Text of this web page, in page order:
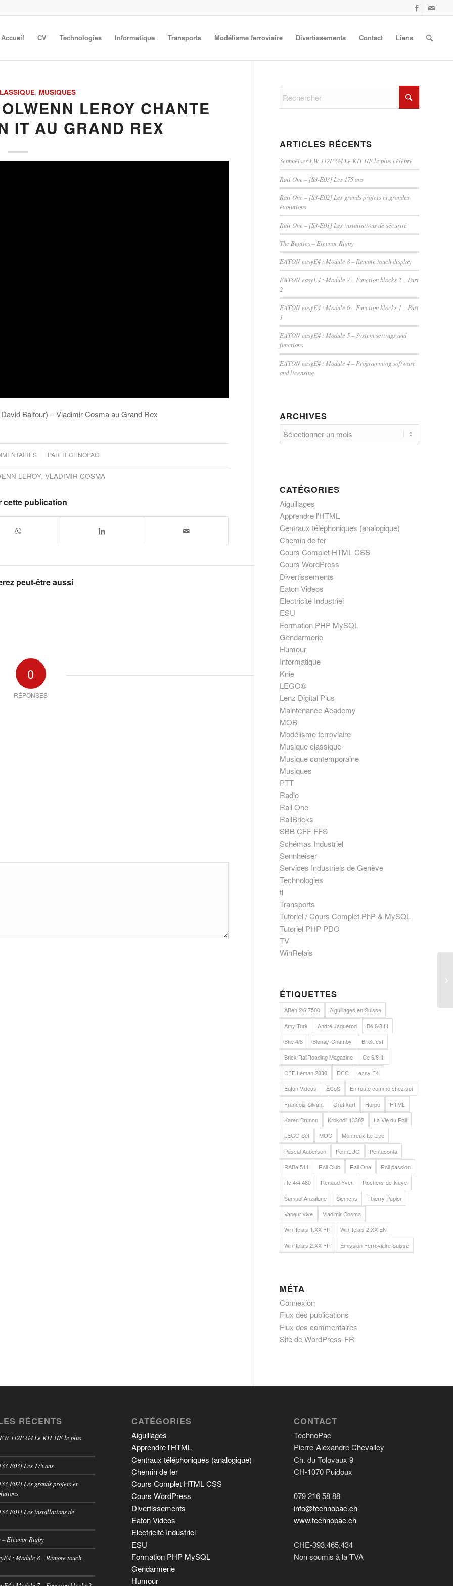
Accueil CV Technologies Informatique Transports Modélisme ferroviaire Divertissements Contact Liens
,MUSIQUES
LEROY CHANTE
IT AU GRAND REX
Balfour) – Vladimir Cosma au Grand Rex
/ PAR TECHNOPAC
LEROY, VLADIMIR COSMA
cette publication
peut-être aussi
0
RÉPONSES
ARTICLES RÉCENTS
Sennheiser EW 112P G4 Le KIT HF le plus célèbre
Rail One – [S3-E03] Les 175 ans
Rail One – [S3-E02] Les grands projets et grandes
évolutions
Rail One – [S3-E01] Les installations de sécurité
The Beatles – Eleanor Rigby
EATON easyE4 : Module 8 – Remote touch display
EATON easyE4 : Module 7 – Function blocks 2 – Part
2
EATON easyE4 : Module 6 – Function blocks 1 – Part
1
EATON easyE4 : Module 5 – System settings and
functions
EATON easyE4 : Module 4 – Programming software
and licensing
ARCHIVES
CATÉGORIES
Aiguillages
Apprendre l'HTML
Centraux téléphoniques (analogique)
Chemin de fer
Cours Complet HTML CSS
Cours WordPress
Divertissements
Eaton Videos
Electricité Industriel
ESU
Formation PHP MySQL
Gendarmerie
Humour
Informatique
Knie
LEGO®
Lenz Digital Plus
Maintenance Academy
MOB
Modélisme ferroviaire
Musique classique
Musique contemporaine
Musiques
PTT
Radio
Rail One
RailBricks
SBB CFF FFS
Schémas Industriel
Sennheiser
Services Industriels de Genève
Technologies
tl
Transports
Tutoriel / Cours Complet PhP & MySQL
Tutoriel PHP PDO
TV
WinRelais
ÉTIQUETTES
ABeh 2/6 7500
Aiguillages en Suisse
Amy Turk
André Jaquerod
Be 6/8 III
Bhe 4/8
Blonay-Chamby
Brickfest
Brick RailRoading Magazine
Ce 6/8 III
CFF Léman 2030
DCC
easy E4
Eaton Videos
ECoS
En route comme chez soi
Francois Silvant
Grafikart Harpe
HTML
Karen Brunon
Krokodil 13302
La Vie du Rail
LEGO Set
MOC
Montreux Le Live
Pascal Auberson
PennLUG
Pentaconta
RABe 511
Rail Club Rail One
Rail passion
Re 4/4 460
Renaud Yver
Rochers-de-Naye
Samuel Anzalone
Siemens
Thierry Pupier
Vapeur vive
Vladimir Cosma
WinRelais 1.XX FR
WinRelais 2.XX EN
WinRelais 2.XX FR
Émission Ferroviaire Suisse
MÉTA
Connexion
Flux des publications
Flux des commentaires
Site de WordPress-FR
RÉCENTS
112P G4 Le KIT HF le plus
E03] Les 175 ans
E02] Les grands projets et
E01] Les installations de
– Eleanor Rigby
: Module 8 – Remote touch
CATÉGORIES
Aiguillages
Apprendre l'HTML
Centraux téléphoniques (analogique)
Chemin de fer
Cours Complet HTML CSS
Cours WordPress
Divertissements
Eaton Videos
Electricité Industriel
ESU
Formation PHP MySQL
Gendarmerie
Humour
CONTACT
TechnoPac
Pierre-Alexandre Chevalley
Ch. du Tolovaux 9
CH-1070 Puidoux
079 216 58 88
info@technopac.ch
www.technopac.ch
CHE-393.465.434
Non soumis à la TVA